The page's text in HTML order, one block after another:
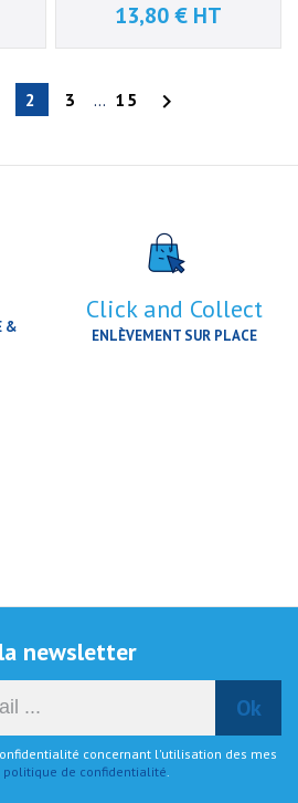
Prix
13,80 € HT
2 3 … 15 
&
Click and Collect
ENLÈVEMENT SUR PLACE
newsletter
concernant l'utilisation des mes
politique de confidentialité